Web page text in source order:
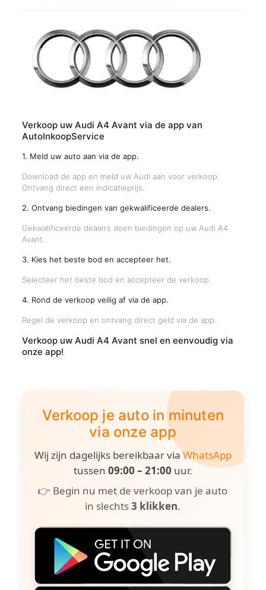
Verkoop uw Audi A4 Avant via de app van
AutoInkoopService
1. Meld uw auto aan via de app.
Download de app en meld uw Audi aan voor verkoop.
Ontvang direct een indicatieprijs.
2. Ontvang biedingen van gekwalificeerde dealers.
Gekwalificeerde dealers doen biedingen op uw Audi A4
Avant.
3. Kies het beste bod en accepteer het.
Selecteer het beste bod en accepteer de verkoop.
4. Rond de verkoop veilig af via de app.
Regel de verkoop en ontvang direct geld via de app.
Verkoop uw Audi A4 Avant snel en eenvoudig via
onze app!
Verkoop je auto in minuten
via onze app
Wij zijn dagelijks bereikbaar viaWhatsApp
tussen 09:00 – 21:00 uur.
👉 Begin nu met de verkoop van je auto
in slechts3 klikken.